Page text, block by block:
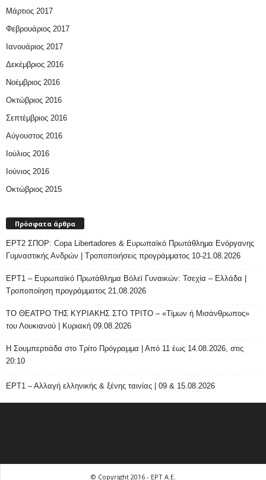
Μάρτιος 2017
Φεβρουάριος 2017
Ιανουάριος 2017
Δεκέμβριος 2016
Νοέμβριος 2016
Οκτώβριος 2016
Σεπτέμβριος 2016
Αύγουστος 2016
Ιούλιος 2016
Ιούνιος 2016
Οκτώβριος 2015
Πρόσφατα άρθρα
ΕΡΤ2 ΣΠΟΡ: Copa Libertadores & Ευρωπαϊκό Πρωτάθλημα Ενόργανης
Γυμναστικής Ανδρών | Τροποποιήσεις προγράμματος 10-21.08.2026
ΕΡΤ1 – Ευρωπαϊκό Πρωτάθλημα Βόλεϊ Γυναικών: Τσεχία – Ελλάδα |
Τροποποίηση προγράμματος 21.08.2026
ΤΟ ΘΕΑΤΡΟ ΤΗΣ ΚΥΡΙΑΚΗΣ ΣΤΟ ΤΡΙΤΟ – «Τίμων ή Μισάνθρωπος»
του Λουκιανού | Κυριακή 09.08.2026
H Σουμπερτιάδα στο Τρίτο Πρόγραμμα | Από 11 έως 14.08.2026, στις
20:10
ΕΡΤ1 – Αλλαγή ελληνικής & ξένης ταινίας | 09 & 15.08.2026
© Copyright 2016 - ΕΡΤ Α.Ε.